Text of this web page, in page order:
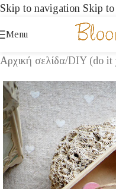
Skip to navigation Skip
Menu
Αρχική σελίδα/DIY (do it